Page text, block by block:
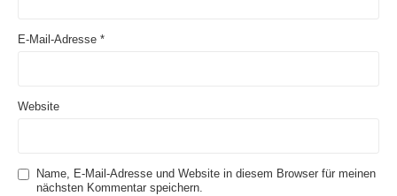
E-Mail-Adresse *
Website
Name, E-Mail-Adresse und Website in diesem Browser für meinen
nächsten Kommentar speichern.